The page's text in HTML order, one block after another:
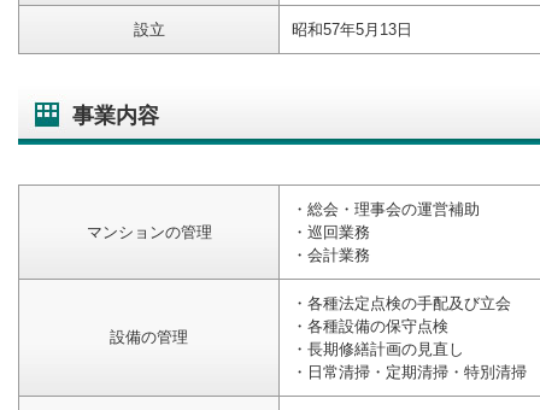
設立 昭和57年5月13日
事業内容
マンションの管理
・総会・理事会の運営補助
・巡回業務
・会計業務
設備の管理
・各種法定点検の手配及び立会
・各種設備の保守点検
・長期修繕計画の見直し
・日常清掃・定期清掃・特別清掃